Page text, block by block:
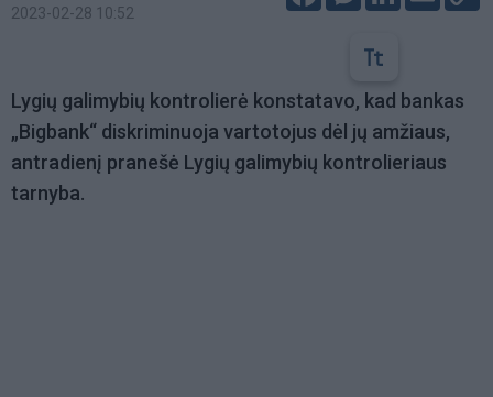
2023-02-28 10:52
Lygių galimybių kontrolierė konstatavo, kad bankas
„Bigbank“ diskriminuoja vartotojus dėl jų amžiaus,
antradienį pranešė Lygių galimybių kontrolieriaus
tarnyba.